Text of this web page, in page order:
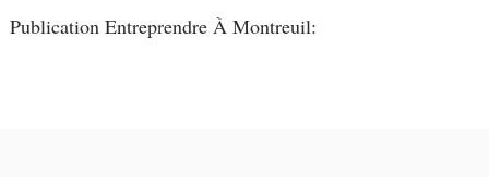
Publication Entreprendre À Montreuil: